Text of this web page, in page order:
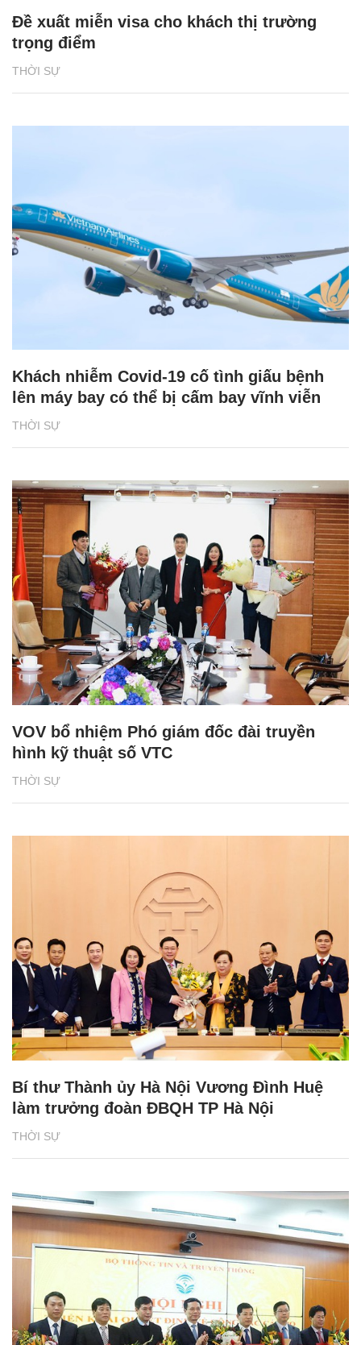
THỜI SỰ
Đề xuất miễn visa cho khách thị trường
trọng điểm
THỜI SỰ
Khách nhiễm Covid-19 cố tình giấu bệnh
lên máy bay có thể bị cấm bay vĩnh viễn
THỜI SỰ
VOV bổ nhiệm Phó giám đốc đài truyền
hình kỹ thuật số VTC
THỜI SỰ
Bí thư Thành ủy Hà Nội Vương Đình Huệ
làm trưởng đoàn ĐBQH TP Hà Nội